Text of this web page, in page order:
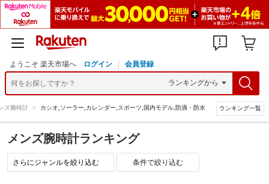
ようこそ 楽天市場へ ログイン 会員登録
ズ腕時計 > カシオ,ソーラー,カレンダー,スポーツ,国内モデル,防滴・防水 ランキング一覧
メンズ腕時計ランキング
条件で絞り込む